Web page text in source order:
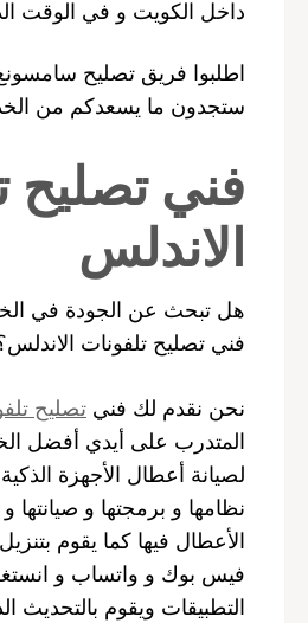
داخل الكويت و في الوقت
اطلبوا فريق تصليح
ستجدون ما يسعدكم من
فني تصليح
الاندلس
هل تبحث عن الجودة في
فني تصليح تلفونات
نحن نقدم لك فني تصليح
المتدرب على أيدي أفضل
لصيانة أعطال الأجهزة
نظامها و برمجتها و صيانتها
الأعطال فيها كما يقوم
فيس بوك و واتساب و
التطبيقات ويقوم بالتحديث